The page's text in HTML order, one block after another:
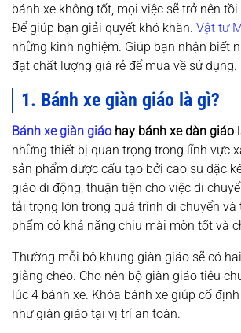
bánh xe không tốt, mọi việc sẽ trở nên tồi
Để giúp bạn giải quyết khó khăn. Vật tư
những kinh nghiệm. Giúp bạn nhận biết
đạt chất lượng giá rẻ để mua về sử dụng.
1. Bánh xe giàn giáo là gì?
Bánh xe giàn giáo hay bánh xe dàn giáo
những thiết bị quan trọng trong lĩnh vực
sản phẩm được cấu tạo bởi cao su đặc
giáo di động, thuận tiện cho việc di
tải trọng lớn trong quá trình di chuyển và
phẩm có khả năng chịu mài mòn tốt và
Thường mỗi bộ khung giàn giáo sẽ có
giằng chéo. Cho nên bộ giàn giáo tiêu
lúc 4 bánh xe. Khóa bánh xe giúp cố
như giàn giáo tại vị trí an toàn.